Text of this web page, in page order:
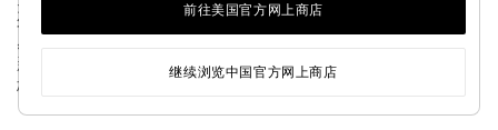
列则重返巴黎，从当地的建筑、设计与艺术中汲取创意灵
感。秋冬衣橱的线条更显硬朗，纹理质感交织碰撞，呈现全
新的表达方式：在多元结构与感官体验、浪漫自由与个性风
格之间，演绎平衡之美。...
前往美国官方网上商店
继续浏览中国官方网上商店